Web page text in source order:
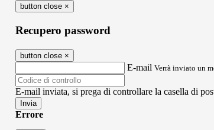
button close ×
Recupero password
button close ×
E-mail Verrà inviato un
E-mail inviata, si prega di controllare la casella di
Errore